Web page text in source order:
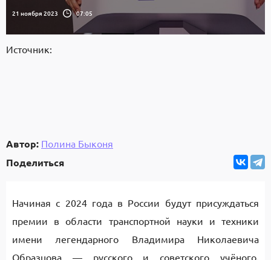
21 ноября 2023 07:05
Источник:
Автор: Полина Быконя
Поделиться
Начиная с 2024 года в России будут присуждаться
премии в области транспортной науки и техники
имени легендарного Владимира Николаевича
Образцова — русского и советского учёного,